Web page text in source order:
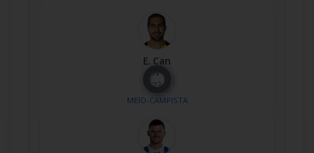
E. Can
Nº
23
MEIO-CAMPISTA